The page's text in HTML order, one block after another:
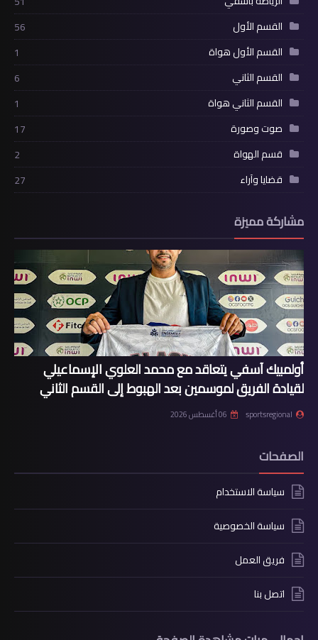
القسم الأول
56
القسم الأول هواة
1
القسم الثاني
6
القسم الثاني هواة
1
صوت وصورة
17
قسم الهواة
2
قضايا وآراء
27
مشاركة مميزة
أولمبيك آسفي يتعاقد مع محمد العلوي الإسماعيلي
لقيادة الفريق لموسمين بعد الهبوط إلى القسم الثاني
sportsregional 06 أغسطس 2026
الصفحات
سياسة الاستخدام
سياسة الخصوصية
فريق العمل
اتصل بنا